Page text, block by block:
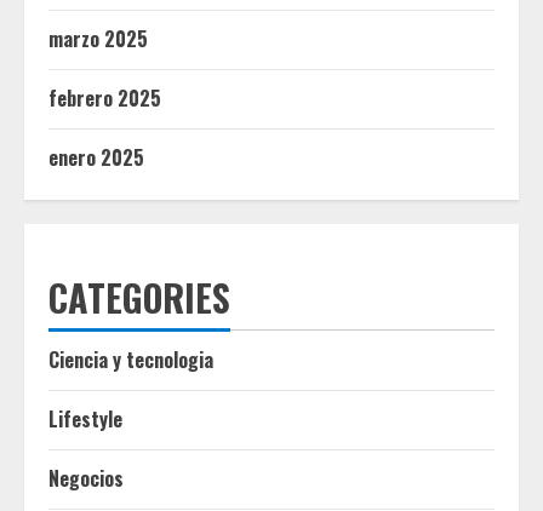
marzo 2025
febrero 2025
enero 2025
CATEGORIES
Ciencia y tecnologia
Lifestyle
Negocios